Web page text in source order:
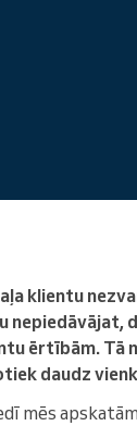
klientu
nepiedāvājat,
ērtībām. Tā
daudz
mēs